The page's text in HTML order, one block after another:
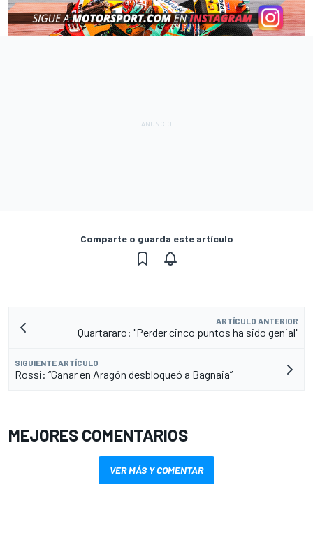
Comparte o guarda este artículo
ARTÍCULO ANTERIOR
Quartararo: "Perder cinco puntos ha sido genial"
SIGUIENTE ARTÍCULO
Rossi: “Ganar en Aragón desbloqueó a Bagnaia”
MEJORES COMENTARIOS
VER MÁS Y COMENTAR